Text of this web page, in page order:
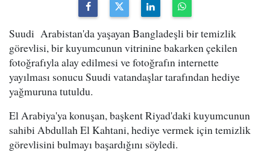
Suudi Arabistan'da yaşayan Bangladeşli bir temizlik
görevlisi, bir kuyumcunun vitrinine bakarken çekilen
fotoğrafıyla alay edilmesi ve fotoğrafın internette
yayılması sonucu Suudi vatandaşlar tarafından hediye
yağmuruna tutuldu.
El Arabiya'ya konuşan, başkent Riyad'daki kuyumcunun
sahibi Abdullah El Kahtani, hediye vermek için temizlik
görevlisini bulmayı başardığını söyledi.